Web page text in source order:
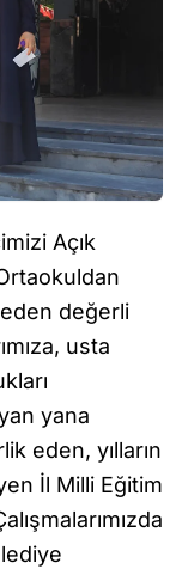
Açık
değerli
usta
yana
eden, yılların
İl Milli Eğitim